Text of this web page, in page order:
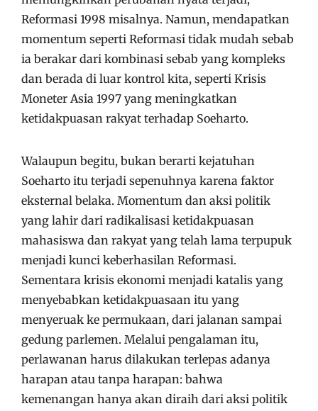
Reformasi 1998 misalnya. Namun, mendapatkan
momentum seperti Reformasi tidak mudah sebab
ia berakar dari kombinasi sebab yang kompleks
dan berada di luar kontrol kita, seperti Krisis
Moneter Asia 1997 yang meningkatkan
ketidakpuasan rakyat terhadap Soeharto.
Walaupun begitu, bukan berarti kejatuhan
Soeharto itu terjadi sepenuhnya karena faktor
eksternal belaka. Momentum dan aksi politik
yang lahir dari radikalisasi ketidakpuasan
mahasiswa dan rakyat yang telah lama terpupuk
menjadi kunci keberhasilan Reformasi.
Sementara krisis ekonomi menjadi katalis yang
menyebabkan ketidakpuasaan itu yang
menyeruak ke permukaan, dari jalanan sampai
gedung parlemen. Melalui pengalaman itu,
perlawanan harus dilakukan terlepas adanya
harapan atau tanpa harapan: bahwa
kemenangan hanya akan diraih dari aksi politik